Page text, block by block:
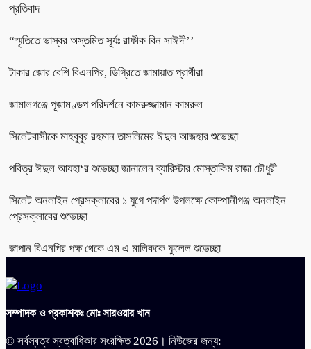
প্রতিবাদ
“স্মৃতিতে ভাস্বর অস্তমিত সূর্যঃ রাফীক বিন সাঈদী’’
টাকার জোর বেশি বিএনপির, ডিগ্রিতে জামায়াত প্রার্থীরা
জামালগঞ্জে পূজামণ্ডপ পরিদর্শনে কামরুজ্জামান কামরুল
সিলেটবাসীকে মাহবুবুর রহমান তাসলিমের ঈদুল আজহার শুভেচ্ছা
পবিত্র ঈদুল আযহা‘র শুভেচ্ছা জানালেন ব্যারিস্টার মোস্তাকিম রাজা চৌধুরী
সিলেট অনলাইন প্রেসক্লাবের ১ যুগে পদার্পণ উপলক্ষে কোম্পানীগঞ্জ অনলাইন
প্রেসক্লাবের শুভেচ্ছা
জাপান বিএনপির পক্ষ থেকে এম এ মালিককে ফুলেল শুভেচ্ছা
সম্পাদক ও প্রকাশকঃ মোঃ সারওয়ার খান
© সর্বস্বত্ব স্বত্বাধিকার সংরক্ষিত 2026। নিউজের জন্য: